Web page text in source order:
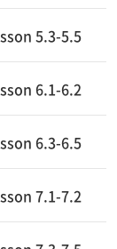
5.3-5.5
6.1-6.2
6.3-6.5
7.1-7.2